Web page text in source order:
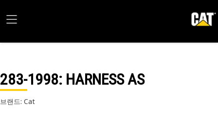
283-1998: HARNESS AS
브랜드: Cat